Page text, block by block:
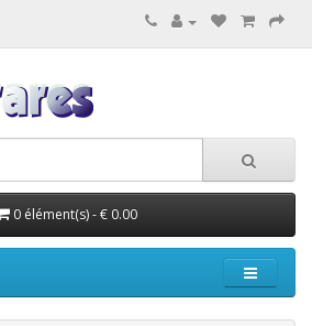
0 élément(s) - € 0.00